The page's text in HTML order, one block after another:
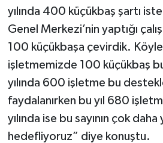
yılında 400 küçükbaş şartı
Genel Merkezi’nin yaptığı
100 küçükbaşa çevirdik.
işletmemizde 100 küçükbaş
yılında 600 işletme bu
faydalanırken bu yıl 680
yılında ise bu sayının çok
hedefliyoruz” diye konuştu.